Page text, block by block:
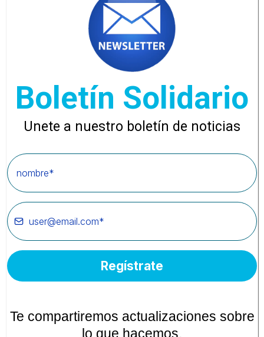
Boletín Solidario
Unete a nuestro boletín de noticias
Regístrate
Te compartiremos actualizaciones sobre
lo que hacemos.